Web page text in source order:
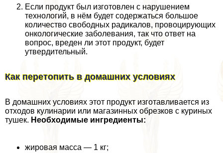
Если продукт был изготовлен с нарушением
технологий, в нём будет содержаться большое
количество свободных радикалов, провоцирующих
oнкoлoгические заболевания, так что ответ на
вопрос, вреден ли этот продукт, будет
утвердительный.
Как перетопить в домашних условиях
В домашних условиях этот продукт изготавливается из
отходов кулинарии или магазинных обрезков с куриных
тушек. Необходимые ингредиенты:
жировая масса — 1 кг;